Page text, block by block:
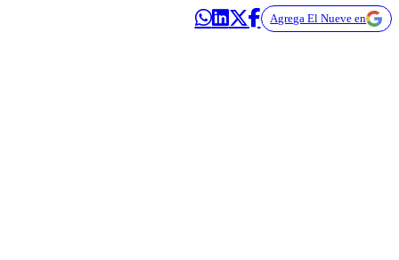
Agrega El Nueve en